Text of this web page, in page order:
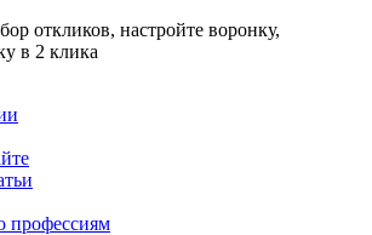
откликов, настройте воронку,
в 2 клика
профессиям